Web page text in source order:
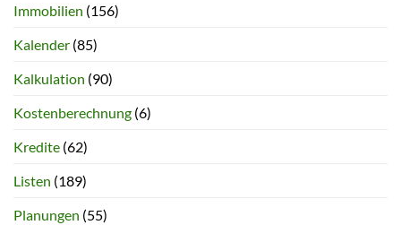
Immobilien (156)
Kalender (85)
Kalkulation (90)
Kostenberechnung (6)
Kredite (62)
Listen (189)
Planungen (55)